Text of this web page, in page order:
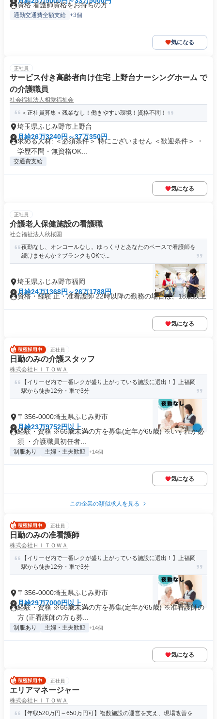
資格 看護師資格をお持ちの方
通勤交通費全額支給 +3個
気になる
正社員
サービス付き高齢者向け住宅 上野台ナーシングホーム で
の介護職員
社会福祉法人相愛福祉会
＜正社員募集＞残業なし！働きやすい環境！資格不問！
埼玉県ふじみ野市上野台
月給26万3240円～37万350円
求める人材: ＜必須条件＞ 特にございません ＜歓迎条件＞ ・
学歴不問・無資格OK...
交通費支給
気になる
正社員
介護老人保健施設の看護職
社会福祉法人秋桜園
夜勤なし、オンコールなし。ゆっくりとあなたのペースで看護師を
続けませんか？ブランクもOKで...
埼玉県ふじみ野市福岡
月給24万1368円～26万1788円
資格・経験 正・准看護師 22時以降の勤務の場合は、18歳以上
気になる
正社員
日勤のみの介護スタッフ
株式会社ＨＩＴＯＷＡ
【イリーゼ内で一番レクが盛り上がっている施設に選出！】上福岡
駅から徒歩12分・車で3分
〒356-0000埼玉県ふじみ野市
月給23万9752円以上
経験・資格 ※65歳未満の方を募集(定年が65歳) ※いずれか必
須 ・介護職員初任者...
制服あり 主婦・主夫歓迎 +14個
気になる
この企業の類似求人を見る
正社員
日勤のみの准看護師
株式会社ＨＩＴＯＷＡ
【イリーゼ内で一番レクが盛り上がっている施設に選出！】上福岡
駅から徒歩12分・車で3分
〒356-0000埼玉県ふじみ野市
月給29万7000円以上
経験・資格 ※65歳未満の方を募集(定年が65歳) ※准看護師の
方 (正看護師の方も募...
制服あり 主婦・主夫歓迎 +14個
気になる
正社員
エリアマネージャー
株式会社ＨＩＴＯＷＡ
【年収520万円～650万円可】複数施設の運営を支え、現場改善を